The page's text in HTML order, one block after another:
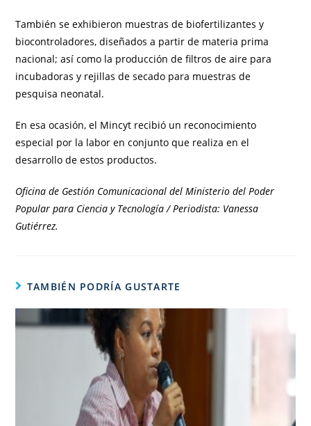
También se exhibieron muestras de biofertilizantes y
biocontroladores, diseñados a partir de materia prima
nacional; así como la producción de filtros de aire para
incubadoras y rejillas de secado para muestras de
pesquisa neonatal.
En esa ocasión, el Mincyt recibió un reconocimiento
especial por la labor en conjunto que realiza en el
desarrollo de estos productos.
Oficina de Gestión Comunicacional del Ministerio del Poder
Popular para Ciencia y Tecnología / Periodista: Vanessa
Gutiérrez.
TAMBIÉN PODRÍA GUSTARTE